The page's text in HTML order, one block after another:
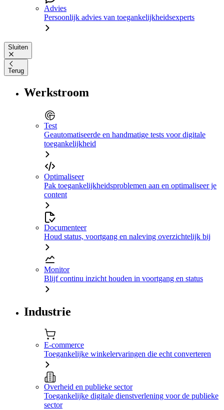
Advies
Persoonlijk advies van toegankelijkheidsexperts
Sluiten
Terug
Werkstroom
Test
Geautomatiseerde en handmatige tests voor digitale
toegankelijkheid
Optimaliseer
Pak toegankelijkheidsproblemen aan en optimaliseer je
content
Documenteer
Houd status, voortgang en naleving overzichtelijk bij
Monitor
Blijf continu inzicht houden in voortgang en status
Industrie
E-commerce
Toegankelijke winkelervaringen die echt converteren
Overheid en publieke sector
Toegankelijke digitale dienstverlening voor de publieke
sector